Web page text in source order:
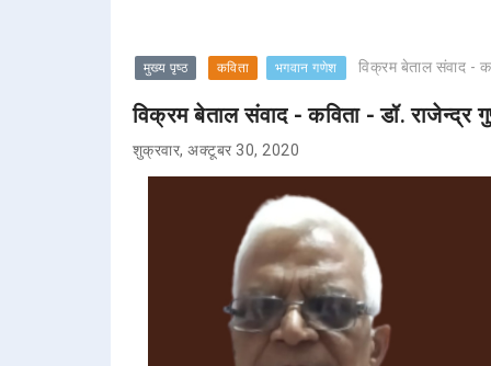
मुख्य पृष्ठ कविता भगवान गणेश विक्रम बेताल संवाद -
विक्रम बेताल संवाद - कविता - डॉ. राजेन्द्र
शुक्रवार, अक्टूबर 30, 2020